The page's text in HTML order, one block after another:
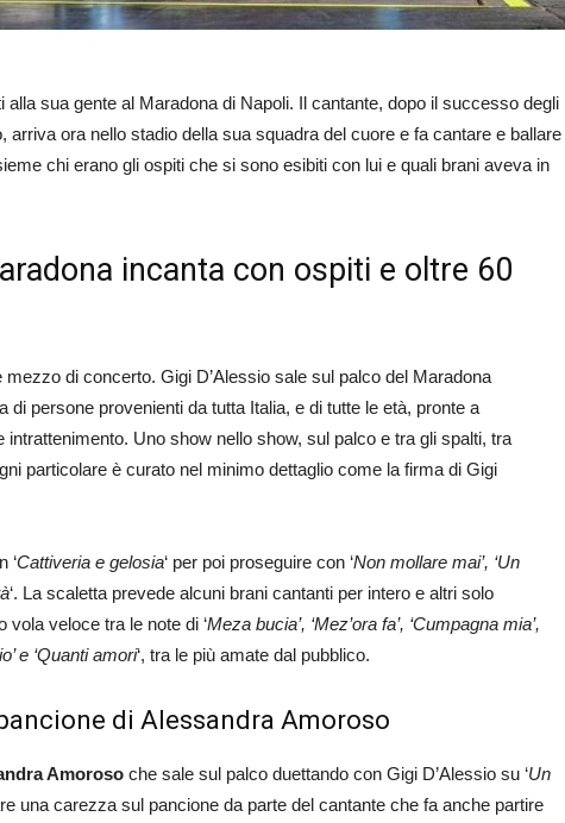
alla sua gente al Maradona di Napoli. Il cantante, dopo il successo degli
ora nello stadio della sua squadra del cuore e fa cantare e ballare
chi erano gli ospiti che si sono esibiti con lui e quali brani aveva in
incanta con ospiti e oltre 60
di concerto. Gigi D’Alessio sale sul palco del Maradona
di persone provenienti da tutta Italia, e di tutte le età, pronte a
Uno show nello show, sul palco e tra gli spalti, tra
particolare è curato nel minimo dettaglio come la firma di Gigi
‘Cattiveria e gelosia‘ per poi proseguire con ‘Non mollare mai’, ‘Un
‘. La scaletta prevede alcuni brani cantanti per intero e altri solo
vola veloce tra le note di ‘Meza bucia’, ‘Mez’ora fa’, ‘Cumpagna mia’,
e ‘Quanti amori‘, tra le più amate dal pubblico.
di Alessandra Amoroso
Amoroso che sale sul palco duettando con Gigi D’Alessio su ‘Un
una carezza sul pancione da parte del cantante che fa anche partire